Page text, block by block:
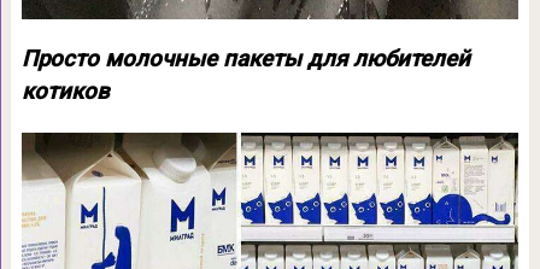
Просто молочные пакеты для любителей
котиков